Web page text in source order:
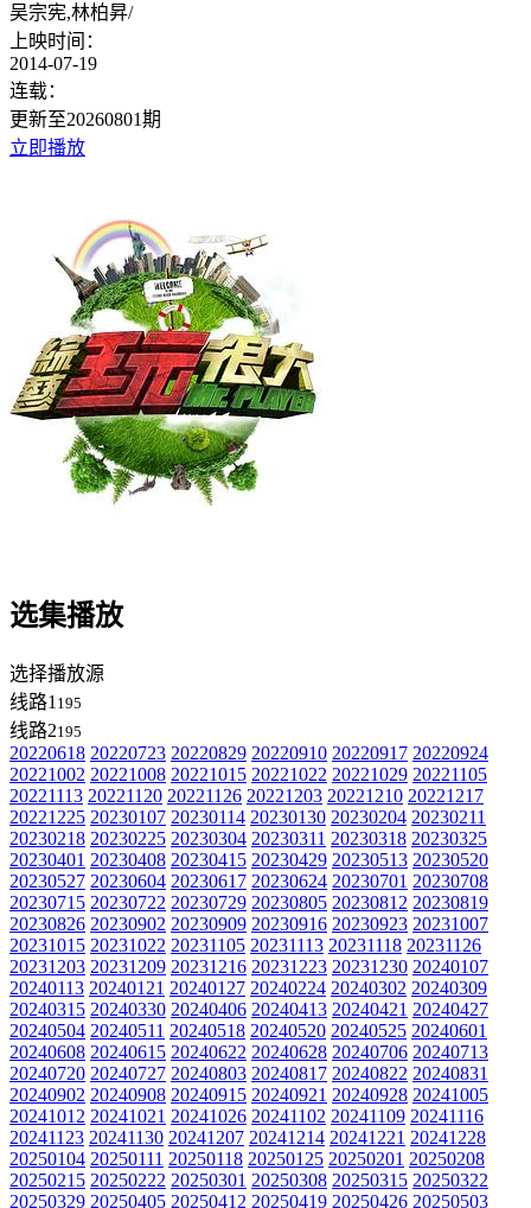
吴宗宪,林柏昇/
上映时间：
2014-07-19
连载：
更新至20260801期
立即播放
选集播放
选择播放源
线路1 195
线路2195
20220618 20220723 20220829 20220910 20220917 20220924
20221002 20221008 20221015 20221022 20221029 20221105
20221113 20221120 20221126 20221203 20221210 20221217
20221225 20230107 20230114 20230130 20230204 20230211
20230218 20230225 20230304 20230311 20230318 20230325
20230401 20230408 20230415 20230429 20230513 20230520
20230527 20230604 20230617 20230624 20230701 20230708
20230715 20230722 20230729 20230805 20230812 20230819
20230826 20230902 20230909 20230916 20230923 20231007
20231015 20231022 20231105 20231113 20231118 20231126
20231203 20231209 20231216 20231223 20231230 20240107
20240113 20240121 20240127 20240224 20240302 20240309
20240315 20240330 20240406 20240413 20240421 20240427
20240504 20240511 20240518 20240520 20240525 20240601
20240608 20240615 20240622 20240628 20240706 20240713
20240720 20240727 20240803 20240817 20240822 20240831
20240902 20240908 20240915 20240921 20240928 20241005
20241012 20241021 20241026 20241102 20241109 20241116
20241123 20241130 20241207 20241214 20241221 20241228
20250104 20250111 20250118 20250125 20250201 20250208
20250215 20250222 20250301 20250308 20250315 20250322
20250329 20250405 20250412 20250419 20250426 20250503